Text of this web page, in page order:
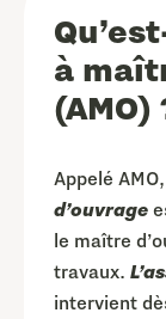
à
(AMO)
Appelé AMO,
d’ouvrage
le maître
travaux.
intervient